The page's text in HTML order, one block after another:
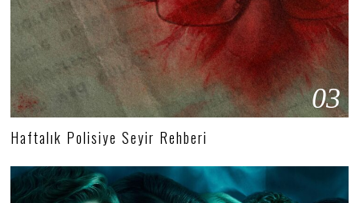
03
Haftalık Polisiye Seyir Rehberi